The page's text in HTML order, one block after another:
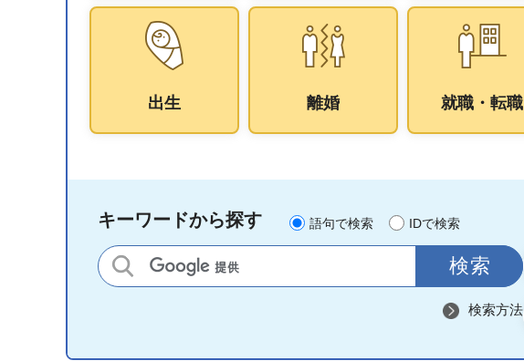
出生 離婚 就職・転職
キーワードから探す 語句で検索 IDで検索
サイト内検索
検索方法